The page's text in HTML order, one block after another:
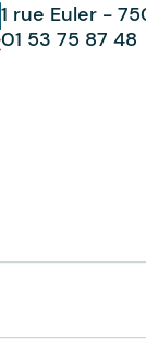
1 rue Euler -
01 53 75 87 48